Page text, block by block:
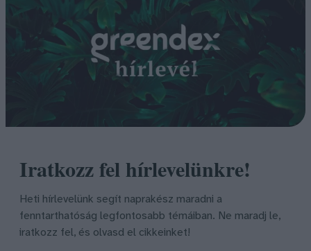
Iratkozz fel hírlevelünkre!
Heti hírlevelünk segít naprakész maradni a
fenntarthatóság legfontosabb témáiban. Ne maradj le,
iratkozz fel, és olvasd el cikkeinket!